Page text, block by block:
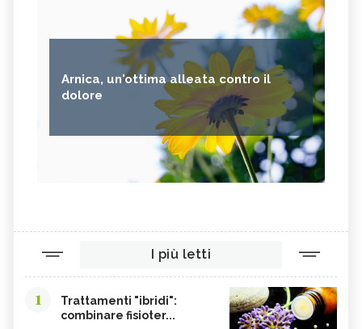
Arnica, un'ottima alleata contro il
dolore
I più letti
1
Trattamenti "ibridi":
combinare fisioter...